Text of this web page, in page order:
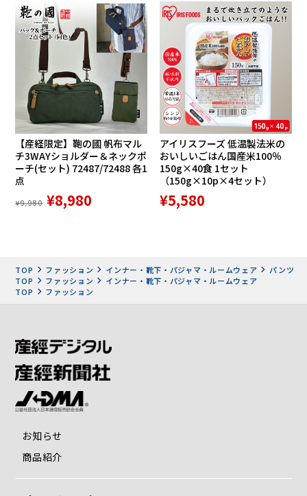
【産経限定】鞄の國 帆布マル
チ3WAYショルダー＆ネックポ
ーチ(セット) 72487/72488 各1
点
¥9,980 ¥8,980
アイリスフーズ 低温製法米の
おいしいごはん国産米100％
150g×40食 1セット
（150g×10p×4セット）
¥5,580
TOP ファッション インナー・靴下・パジャマ・ルームウェア
パンツ
TOP
ファッション
インナー・靴下・パジャマ・ルームウェア
TOP
ファッション
お知らせ
商品紹介